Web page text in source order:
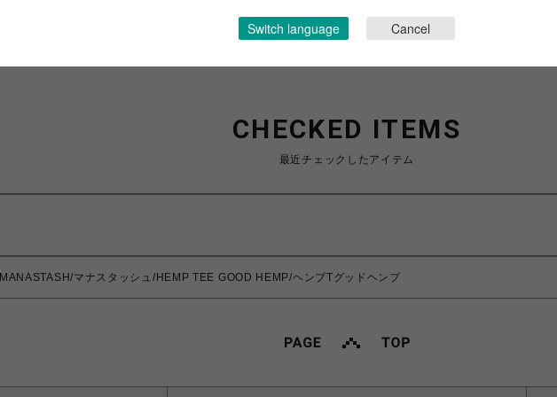
CHECKED ITEMS
最近チェックしたアイテム
MANASTASH/マナスタッシュ/HEMP TEE GOOD HEMP/ヘンプTグッドヘンプ
Switch language Cancel